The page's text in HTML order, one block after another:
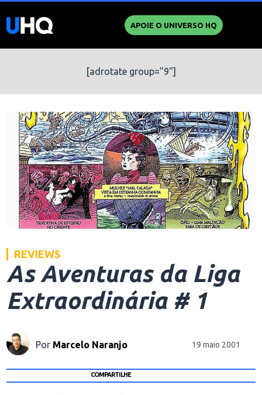
APOIE O UNIVERSO HQ
[adrotate group="9"]
REVIEWS
As Aventuras da Liga
Extraordinária # 1
Por Marcelo Naranjo 19 maio 2001
COMPARTILHE